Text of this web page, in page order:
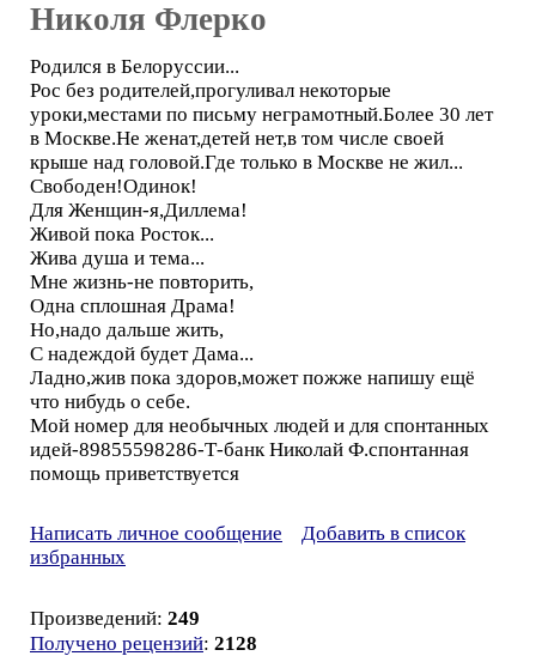
Николя Флерко
Родился в Белоруссии...
Рос без родителей,прогуливал некоторые
уроки,местами по письму неграмотный.Более 30 лет
в Москве.Не женат,детей нет,в том числе своей
крыше над головой.Где только в Москве не жил...
Свободен!Одинок!
Для Женщин-я,Диллема!
Живой пока Росток...
Жива душа и тема...
Мне жизнь-не повторить,
Одна сплошная Драма!
Но,надо дальше жить,
С надеждой будет Дама...
Ладно,жив пока здоров,может пожже напишу ещё
что нибудь о себе.
Мой номер для необычных людей и для спонтанных
идей-89855598286-Т-банк Николай Ф.спонтанная
помощь приветствуется
Написать личное сообщение
Добавить в список
избранных
Произведений: 249
Получено рецензий: 2128